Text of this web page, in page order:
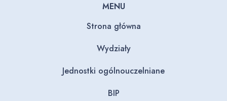
MENU
Strona główna
Wydziały
Jednostki ogólnouczelniane
BIP